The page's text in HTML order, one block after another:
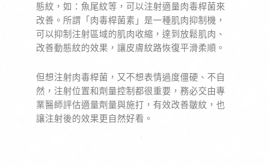
態紋，如：魚尾紋等，可以注射適量肉毒桿菌來
改善。所謂「肉毒桿菌素」是一種肌肉抑制機，
可以抑制注射區域的肌肉收縮，達到放鬆肌肉、
改善動態紋的效果，讓皮膚紋路恢復平滑柔順。
但想注射肉毒桿菌，又不想表情過度僵硬、不自
然，注射位置和劑量控制都很重要，務必交由專
業醫師評估適量劑量與施打，有效改善皺紋，也
讓注射後的效果更自然好看。